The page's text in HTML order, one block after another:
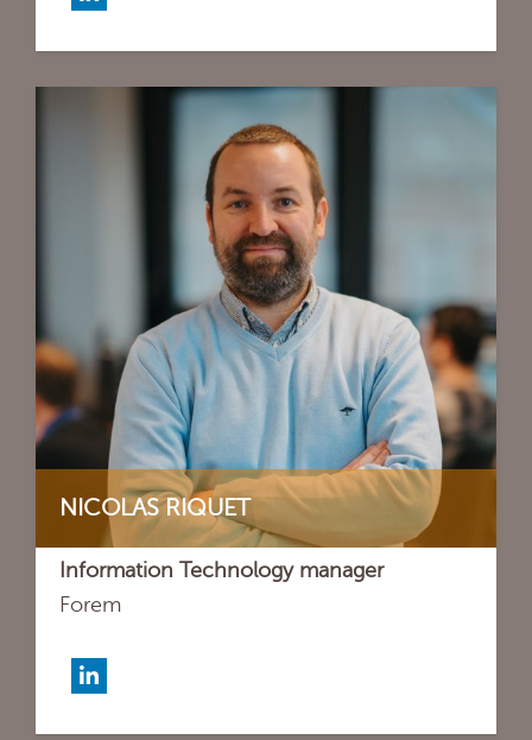
NICOLAS RIQUET
Information Technology manager
Forem